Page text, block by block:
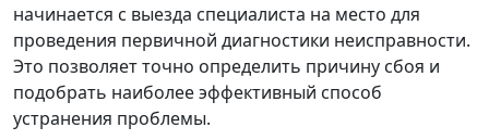
начинается с выезда специалиста на место для
проведения первичной диагностики неисправности.
Это позволяет точно определить причину сбоя и
подобрать наиболее эффективный способ
устранения проблемы.